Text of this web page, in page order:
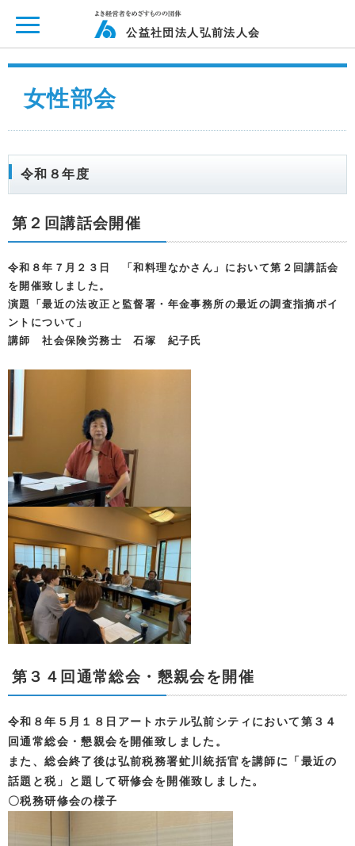
公益社団法人弘前法人会
女性部会
令和８年度
第２回講話会開催
令和８年７月２３日 「和料理なかさん」において第２回講話会
を開催致しました。
演題「最近の法改正と監督署・年金事務所の最近の調査指摘ポイ
ントについて」
講師 社会保険労務士 石塚 紀子氏
第３４回通常総会・懇親会を開催
令和８年５月１８日アートホテル弘前シティにおいて第３４
回通常総会・懇親会を開催致しました。
また、総会終了後は弘前税務署虻川統括官を講師に「最近の
話題と税」と題して研修会を開催致しました。
〇税務研修会の様子